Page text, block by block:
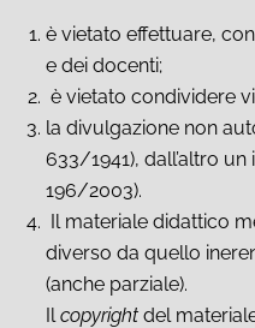
è vietato effettuare,
e dei docenti;
è vietato condividere
la divulgazione non
633/1941), dall’altro
196/2003).
Il materiale didattico
diverso da quello
(anche parziale).
Ilcopyright del